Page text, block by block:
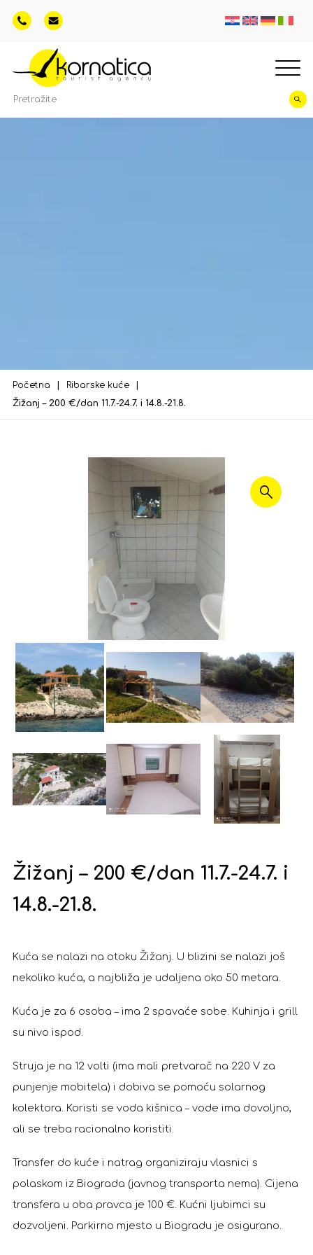
Početna
Ribarske kuće
Žižanj – 200 €/dan 11.7.-24.7. i 14.8.-21.8.
Žižanj – 200 €/dan 11.7.-24.7. i
14.8.-21.8.
Kuća se nalazi na otoku Žižanj. U blizini se nalazi još
nekoliko kuća, a najbliža je udaljena oko 50 metara.
Kuća je za 6 osoba – ima 2 spavaće sobe. Kuhinja i grill
su nivo ispod.
Struja je na 12 volti (ima mali pretvarač na 220 V za
punjenje mobitela) i dobiva se pomoću solarnog
kolektora. Koristi se voda kišnica – vode ima dovoljno,
ali se treba racionalno koristiti.
Transfer do kuće i natrag organiziraju vlasnici s
polaskom iz Biograda (javnog transporta nema). Cijena
transfera u oba pravca je 100 €. Kućni ljubimci su
dozvoljeni. Parkirno mjesto u Biogradu je osigurano.